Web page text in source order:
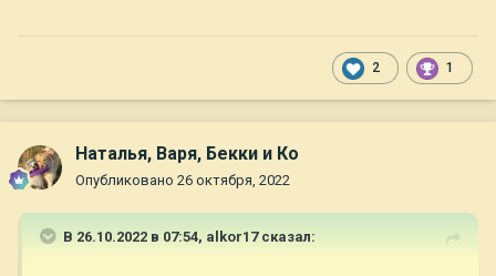
утраченная надежда - ну а вдруг? А вдруг и мне не поздно? И
я помчалась в клинику Федорова, в которой еще моя мама в
что минус восемь мои уберут, но небольшой возрастной
плюс он никуда не денется. Конечно, говорю, я это понимаю!
без линз! Врач сказала - прекрасно - и отправили меня на
2 1
Наталья, Варя, Бекки и Ко
Опубликовано 26 октября, 2022
В 26.10.2022 в 07:54, alkor17сказал: